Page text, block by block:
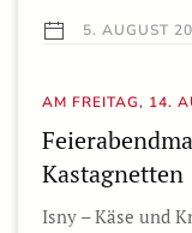
5. AUGUST
AM FREITAG, 14.
Kastagnetten
Isny – Käse und